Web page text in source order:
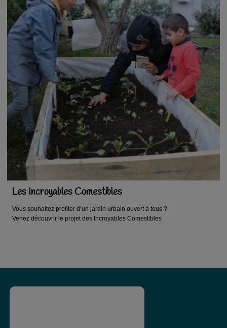
Les Incroyables Comestibles
Vous souhaitez profiter d’un jardin urbain ouvert à tous ?
Venez découvrir le projet des Incroyables Comestibles